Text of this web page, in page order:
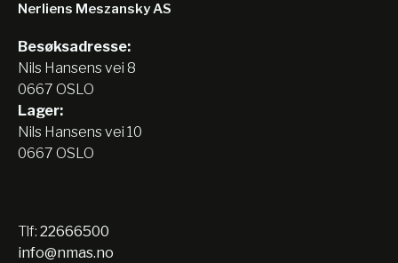
Nerliens Meszansky AS
Besøksadresse:
Nils Hansens vei 8
0667 OSLO
Lager:
Nils Hansens vei 10
0667 OSLO
Tlf: 22666500
info@nmas.no